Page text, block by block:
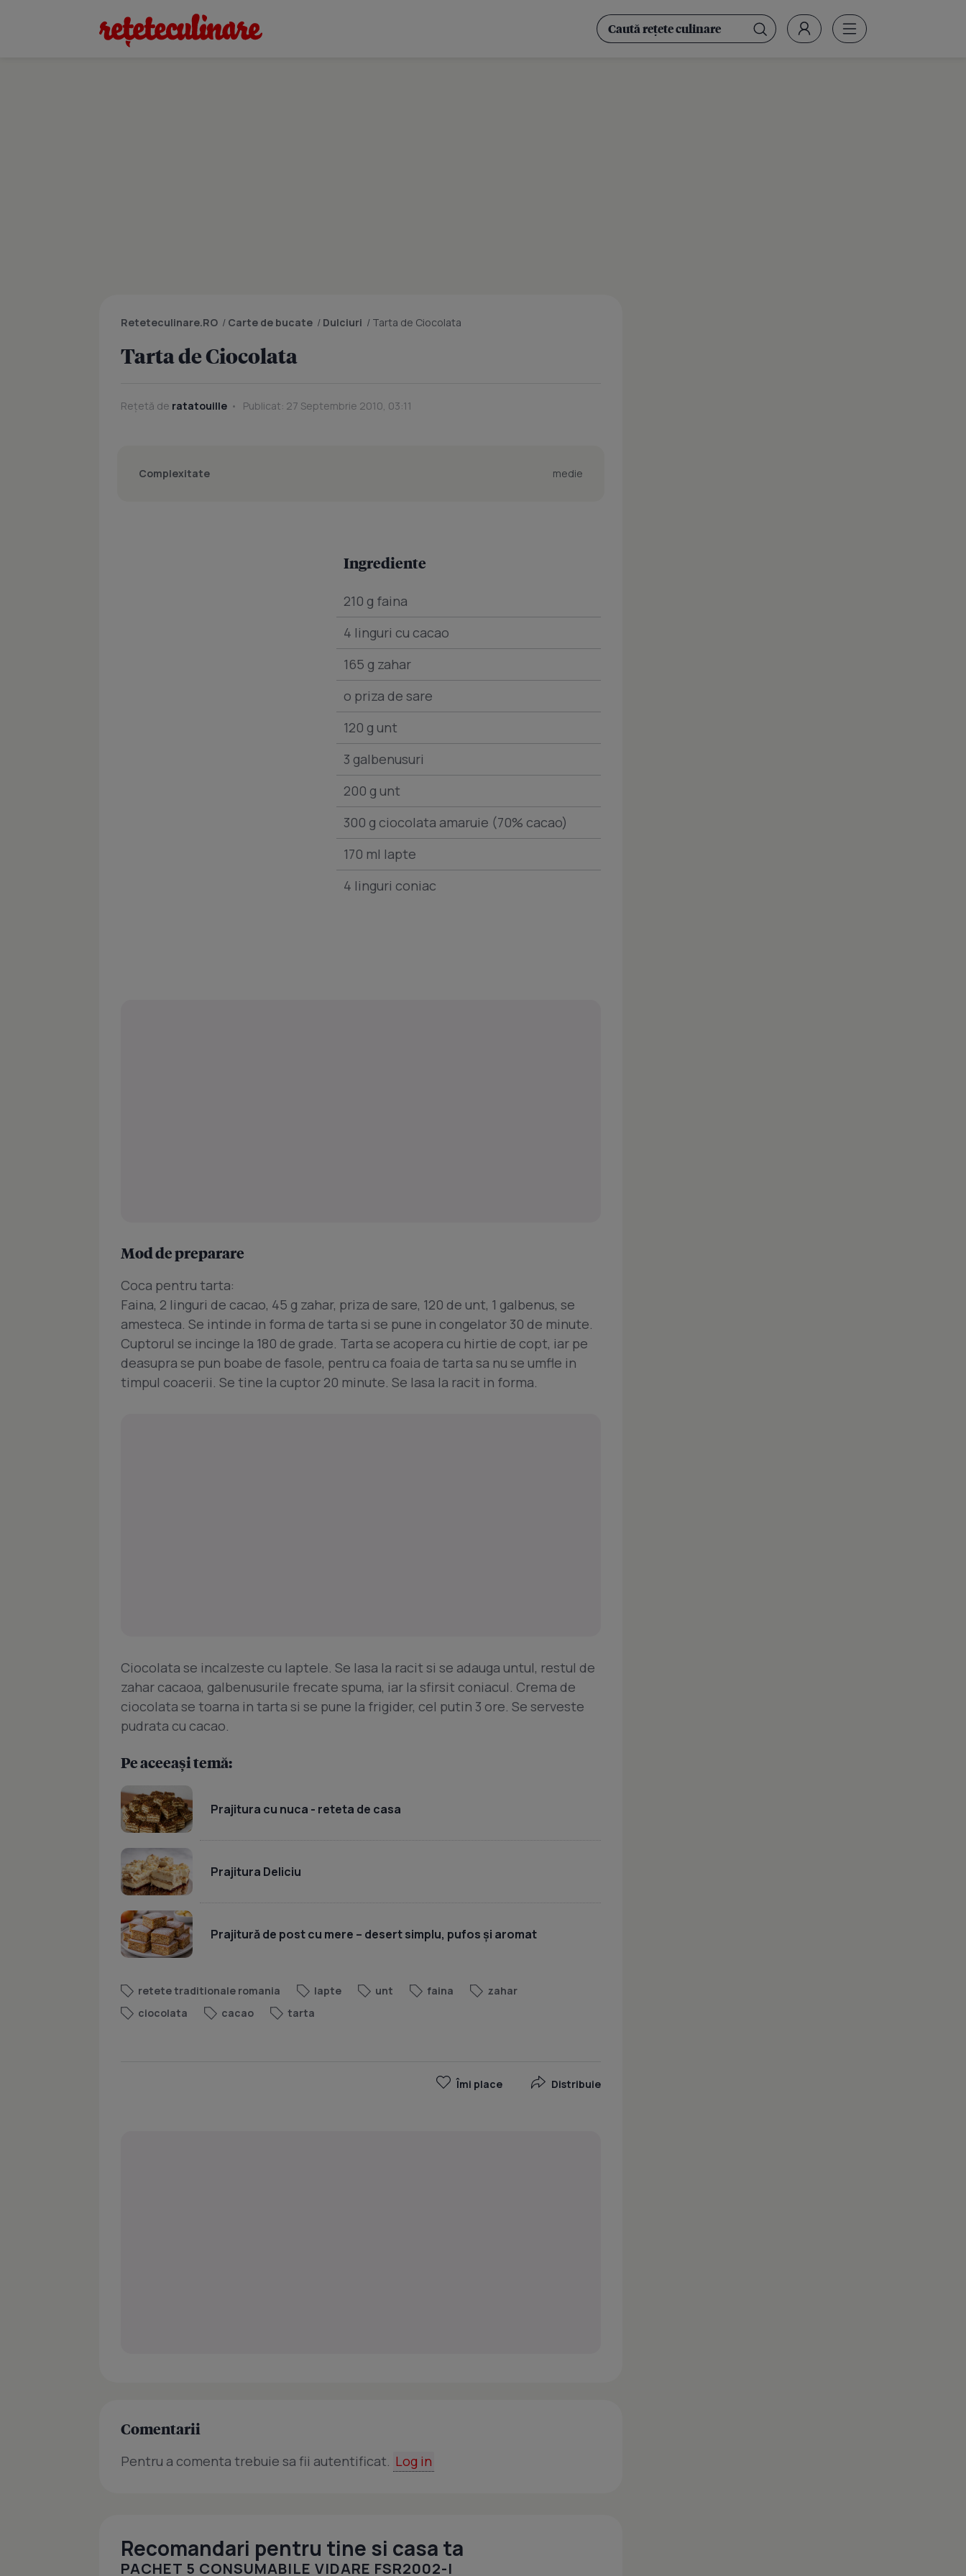
Reteteculinare.RO / Carte de bucate / Dulciuri / Tarta de Ciocolata
Tarta de Ciocolata
Rețetă de ratatouille Publicat: 27 Septembrie 2010, 03:11
Complexitate medie
Ingrediente
210 g faina
4 linguri cu cacao
165 g zahar
o priza de sare
120 g unt
3 galbenusuri
200 g unt
300 g ciocolata amaruie (70% cacao)
170 ml lapte
4 linguri coniac
Mod de preparare
Coca pentru tarta:
Faina, 2 linguri de cacao, 45 g zahar, priza de sare, 120 de unt, 1 galbenus, se
amesteca. Se intinde in forma de tarta si se pune in congelator 30 de minute.
Cuptorul se incinge la 180 de grade. Tarta se acopera cu hirtie de copt, iar pe
deasupra se pun boabe de fasole, pentru ca foaia de tarta sa nu se umfle in
timpul coacerii. Se tine la cuptor 20 minute. Se lasa la racit in forma.
Ciocolata se incalzeste cu laptele. Se lasa la racit si se adauga untul, restul de
zahar cacaoa, galbenusurile frecate spuma, iar la sfirsit coniacul. Crema de
ciocolata se toarna in tarta si se pune la frigider, cel putin 3 ore. Se serveste
pudrata cu cacao.
Pe aceeași temă:
Prajitura cu nuca - reteta de casa
Prajitura Deliciu
Prajitură de post cu mere – desert simplu, pufos și aromat
retete traditionale romania lapte unt faina
zahar
ciocolata
cacao tarta
Îmi place Distribuie
Comentarii
Pentru a comenta trebuie sa fii autentificat. Log in
Recomandari pentru tine si casa ta
PACHET 5 CONSUMABILE VIDARE FSR2002-I